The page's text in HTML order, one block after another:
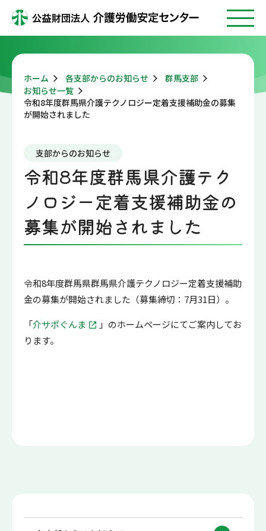
ホーム 各支部からのお知らせ
群馬支部
お知らせ一覧
令和8年度群馬県介護テクノロジー定着支援補助金の募集
が開始されました
支部からのお知らせ
令和8年度群馬県介護テク
ノロジー定着支援補助金の
募集が開始されました
令和8年度群馬県群馬県介護テクノロジー定着支援補助
金の募集が開始されました（募集締切：7月31日）。
「介サポぐんま
」のホームページにてご案内してお
ります。